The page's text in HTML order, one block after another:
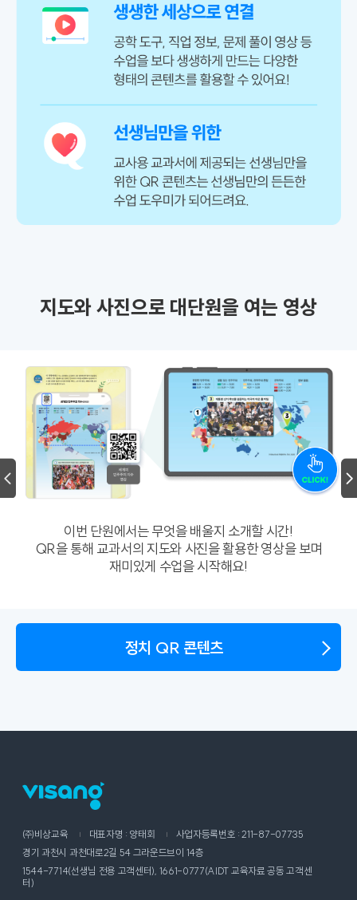
지도와 사진으로 대단원을 여는 영상
이번 단원에서는 무엇을 배울지 소개할 시간!
QR을 통해 교과서의 지도와 사진을 활용한 영상을 보며
재미있게 수업을 시작해요!
정치 QR 콘텐츠
㈜비상교육 대표자명 : 양태회
사업자등록번호 : 211-87-07735
경기 과천시 과천대로2길 54 그라운드브이 14층
1544-7714(선생님 전용 고객센터), 1661-0777(AIDT 교육자료 공동 고객센
터)